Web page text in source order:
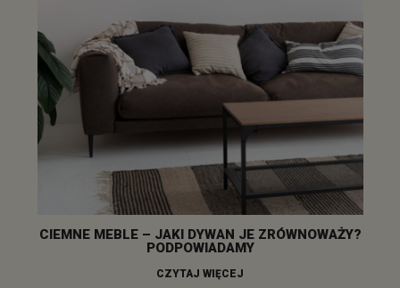
CIEMNE MEBLE – JAKI DYWAN JE ZRÓWNOWAŻY?
PODPOWIADAMY
CZYTAJ WIĘCEJ